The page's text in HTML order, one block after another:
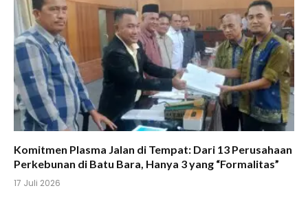
Komitmen Plasma Jalan di Tempat: Dari 13 Perusahaan
Perkebunan di Batu Bara, Hanya 3 yang “Formalitas”
17 Juli 2026